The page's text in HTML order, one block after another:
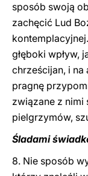
sposób swoją
zachęcić Lud
głęboki wpływ,
chrześcijan, i na
pragnę
związane z nimi
pielgrzymów,
Śladami
8. Nie sposób